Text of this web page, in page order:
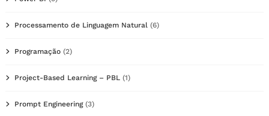
Processamento de Linguagem Natural (6)
Programação (2)
Project-Based Learning – PBL (1)
Prompt Engineering(3)